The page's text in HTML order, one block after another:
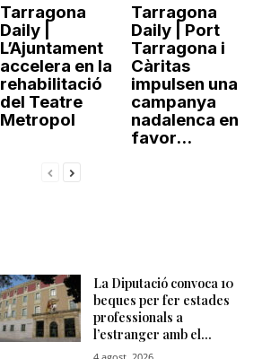
Tarragona
Daily |
L’Ajuntament
accelera en la
rehabilitació
del Teatre
Metropol
Tarragona
Daily | Port
Tarragona i
Càritas
impulsen una
campanya
nadalenca en
favor...